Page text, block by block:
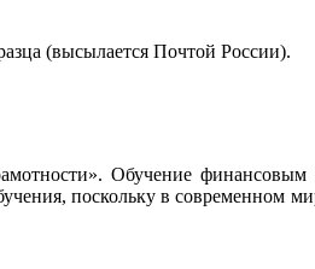
(высылается Почтой России).
Обучение финансовым
поскольку в современном